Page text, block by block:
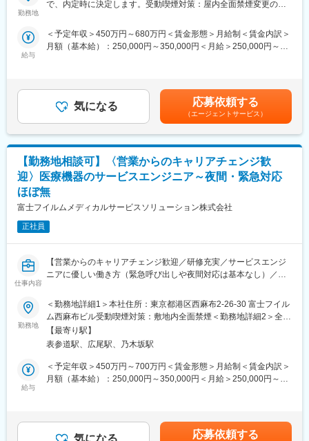
作業だけではなく、お客様である医療機関の方々と的確なコミュ
ニケーション、迅速・誠実な対応を行うことで、信頼関係を構築
■具体的な業務：
◇据付（搬入・組立・調整・取扱い説明）
◇保守（保守契約・点検契約）
◇整備（保守に含まない部品等の交換）
◇修理（故障オンコールを受け訪問し復旧）
■取扱う医療機器
MRI装置、CT装置、X線撮影装置、超音波診断装置、骨密度測定
装置等
■主なお客様
■業務の魅力：
とで、医療業界の課題を解決し人々の健康や豊かな生活に貢献す
ることができます。
■教育制度：
千葉県柏市にある研修施設でサービスエンジニアとしての研修実
施の場合があります。また、ビジネス基礎力向上のため富士フイ
ルムグループの学び支援を利用したEラーニング受講が可能です。
その他、状況に応じて各種研修もございます。
勤務地
で、内定時に決定します。受動喫煙対策：屋内全面禁煙変更の範
給与
＜予定年収＞450万円～680万円＜賃金形態＞月給制＜賃金内訳＞
月額（基本給）：250,000円～350,000円＜月給＞250,000円～
り、選考を通じて上下する可能性があります。月給(月額)は固定手
当を含めた表記です。
気になる 応募依頼する
（エージェントサービス）
【勤務地相談可】〈営業からのキャリアチェンジ歓
迎〉医療機器のサービスエンジニア～夜間・緊急対応
ほぼ無
富士フイルムメディカルサービスソリューション株式会社
正社員
仕事内容
【営業からのキャリアチェンジ歓迎／研修充実／サービスエンジ
ニアに優しい働き方（緊急呼び出しや夜間対応は基本なし）／医
／企業都合の転勤ほぼ無】
■職務内容：
同グループの医療機器の設置や、既にご導入頂いているクリニッ
クへの保守サポートを担当するサービスエンジニア職になりま
す。1日の訪問頻度は点検、オンコール呼び出しを含み2～3件程
度になります。
■職務内容詳細：
効率的運用のご提案、開発部門へのフィードバック等、安心して
ユーザーに同社の医療機器をご使用いただけるよう様々な側面か
勤務地
＜勤務地詳細1＞本社住所：東京都港区西麻布2-26-30 富士フイル
ム西麻布ビル受動喫煙対策：敷地内全面禁煙＜勤務地詳細2＞全国
営業所住所：東京都 初任地希望を出した上で、内定時に決定しま
す。受動喫煙対策：屋内全面禁煙変更の範囲：会社の定める事業
【最寄り駅】
表参道駅、広尾駅、乃木坂駅
給与
＜予定年収＞450万円～700万円＜賃金形態＞月給制＜賃金内訳＞
月額（基本給）：250,000円～350,000円＜月給＞250,000円～
応募依頼する